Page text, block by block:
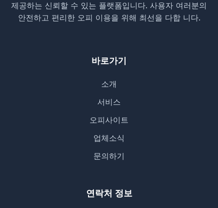
제공하는 신뢰할 수 있는 플랫폼입니다. 사용자 여러분의
안전하고 편리한 오피 이용을 위해 최선을 다합 니다.
바로가기
소개
서비스
오피사이트
업체소식
문의하기
연락처 정보